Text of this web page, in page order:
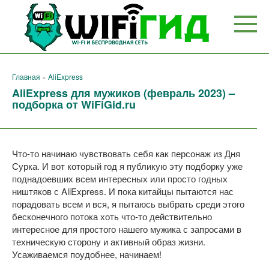
Перейти
контенту
Главная » AliExpress
AliExpress для мужиков (февраль 2023) –
подборка от WiFiGid.ru
Что-то начинаю чувствовать себя как персонаж из Дня
Сурка. И вот который год я публикую эту подборку уже
поднадоевших всем интересных или просто годных
ништяков с AliExpress. И пока китайцы пытаются нас
порадовать всем и вся, я пытаюсь выбрать среди этого
бесконечного потока хоть что-то действительно
интересное для простого нашего мужика с запросами в
техническую сторону и активный образ жизни.
Усаживаемся поудобнее, начинаем!